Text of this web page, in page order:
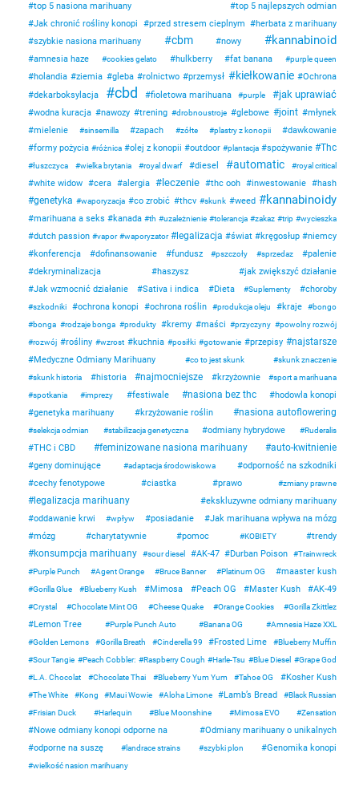
top 5 nasiona marihuany
top 5 najlepszych odmian
Jak chronić rośliny konopi
przed stresem cieplnym
herbata z marihuany
szybkie nasiona marihuany
cbm nowy kannabinoid
amnesia haze cookies gelato hulkberry fat banana purple queen
holandia ziemia gleba rolnictwo przemysł kiełkowanie
Ochrona
dekarboksylacja
cbd fioletowa marihuana purple jak uprawiać
wodna kuracja nawozy trening drobnoustroje glebowe joint
młynek
mielenie
sinsemilla zapach zółte plastry z konopii
dawkowanie
formy pożycia
różnica olej z konopii outdoor plantacja spożywanie Thc
łuszczyca wielka brytania royal dwarf diesel automatic royal critical
white widow cera alergia leczenie thc ooh inwestowanie hash
genetyka waporyzacja co zrobić thcv skunk weed kannabinoidy
marihuana a seks kanada th uzależnienie tolerancja zakaz trip wycieszka
dutch passion vapor waporyzator legalizacja świat kręgosłup
niemcy
konferencja
dofinansowanie fundusz pszczoły sprzedaz
palenie
dekryminalizacja
haszysz
jak zwiększyć działanie
Jak wzmocnić działanie
Sativa i indica Dieta Suplementy choroby
szkodniki ochrona konopi ochrona roślin produkcja oleju kraje
bongo
bonga
rodzaje bonga produkty kremy maści przyczyny
powolny rozwój
rozwój
rośliny wzrost kuchnia posiłki gotowanie przepisy najstarsze
Medyczne Odmiany Marihuany co to jest skunk
skunk znaczenie
skunk historia
historia najmocniejsze krzyżownie
sport a marihuana
spotkania
imprezy festiwale nasiona bez thc
hodowla konopi
genetyka marihuany
krzyżowanie roślin nasiona autoflowering
selekcja odmian stabilizacja genetyczna odmiany hybrydowe Ruderalis
THC i CBD feminizowane nasiona marihuany auto-kwitnienie
geny dominujące adaptacja środowiskowa
odporność na szkodniki
cechy fenotypowe
ciastka prawo zmiany prawne
legalizacja marihuany
ekskluzywne odmiany marihuany
oddawanie krwi
wpływ posiadanie
Jak marihuana wpływa na mózg
mózg
charytatywnie pomoc KOBIETY trendy
konsumpcja marihuany sour diesel AK-47 Durban Poison
Trainwreck
Purple Punch
Agent Orange Bruce Banner Platinum OG maaster kush
Gorilla Glue Blueberry Kush Mimosa Peach OG Master Kush AK-49
Crystal Chocolate Mint OG Cheese Quake Orange Cookies Gorilla Zkittlez
Lemon Tree Purple Punch Auto Banana OG
Amnesia Haze XXL
Golden Lemons
Gorilla Breath Cinderella 99 Frosted Lime
Blueberry Muffin
Sour Tangie
Peach Cobbler: Raspberry Cough Harle-Tsu Blue Diesel
Grape God
L.A. Chocolat
Chocolate Thai Blueberry Yum Yum Tahoe OG Kosher Kush
The White Kong Maui Wowie Aloha Limone Lamb’s Bread
Black Russian
Frisian Duck
Harlequin Blue Moonshine Mimosa EVO Zensation
Nowe odmiany konopi odporne na
Odmiany marihuany o unikalnych
odporne na suszę
landrace strains szybki plon Genomika konopi
wielkość nasion marihuany